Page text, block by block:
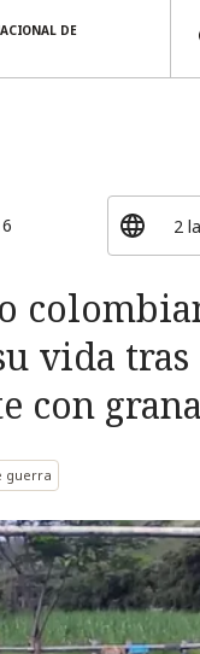
DE
vida tras
con
guerra